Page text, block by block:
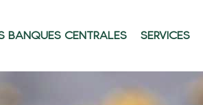
BANQUES CENTRALES SERVICES